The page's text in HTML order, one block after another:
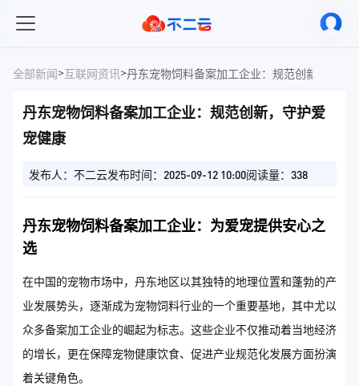
全部新闻>互联网资讯>丹东宠物饲料备案加工企业：规范创新，守护
丹东宠物饲料备案加工企业：规范创新，守护爱
宠健康
发布人：不二云发布时间：2025-09-12 10:00阅读量：338
丹东宠物饲料备案加工企业：为爱宠提供安心之
选
在中国的宠物市场中，丹东地区以其独特的地理位置和蓬勃的产
业发展势头，逐渐成为宠物饲料行业的一个重要基地，其中尤以
众多备案加工企业的崛起为标志。这些企业不仅推动着当地经济
的增长，更在保障宠物健康饮食、促进产业规范化发展方面扮演
着关键角色。